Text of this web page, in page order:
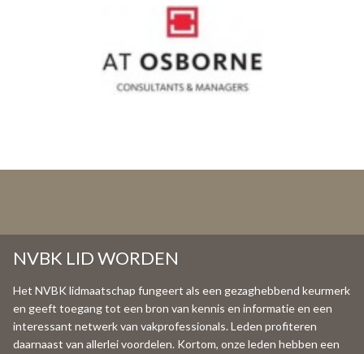
NVBK LID WORDEN
Het NVBK lidmaatschap fungeert als een gezaghebbend keurmerk
en geeft toegang tot een bron van kennis en informatie en een
interessant netwerk van vakprofessionals. Leden profiteren
daarnaast van allerlei voordelen. Kortom, onze leden hebben een